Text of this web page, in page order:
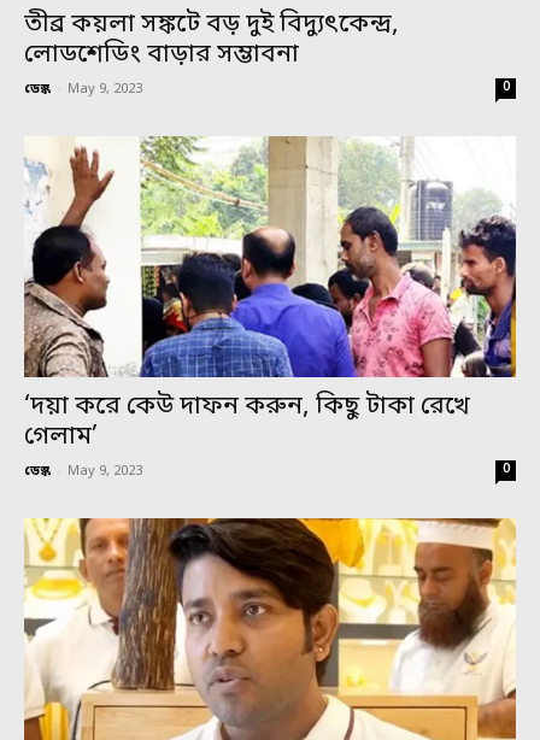
তীব্র কয়লা সঙ্কটে বড় দুই বিদ্যুৎকেন্দ্র,
লোডশেডিং বাড়ার সম্ভাবনা
ডেস্ক - May 9, 2023 0
‘দয়া করে কেউ দাফন করুন, কিছু টাকা রেখে
গেলাম’
ডেস্ক - May 9, 2023 0